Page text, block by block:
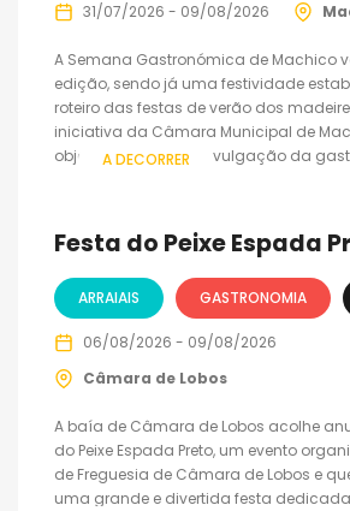
31/07/2026 - 09/08/2026
A Semana Gastronómica de Machico
edição, sendo já uma festividade
roteiro das festas de verão dos
iniciativa da Câmara Municipal de
objetivo principal a divulgação da
A DECORRER
Festa do Peixe Espada
ARRAIAIS GASTRONOMIA
06/08/2026 - 09/08/2026
Câmara de Lobos
A baía de Câmara de Lobos acolhe
do Peixe Espada Preto, um evento
de Freguesia de Câmara de Lobos e
uma grande e divertida festa